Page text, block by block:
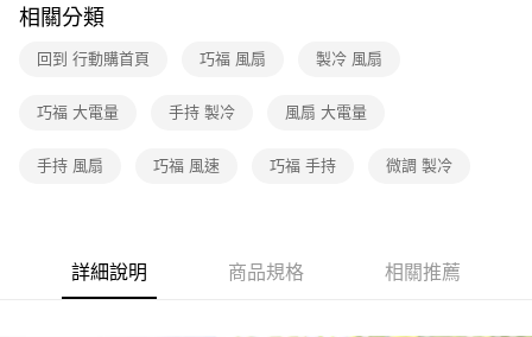
相關分類
回到 行動購首頁 巧福 風扇 製冷 風扇
巧福 大電量 手持 製冷 風扇 大電量
手持 風扇 巧福 風速 巧福 手持 微調 製冷
詳細說明 商品規格 相關推薦